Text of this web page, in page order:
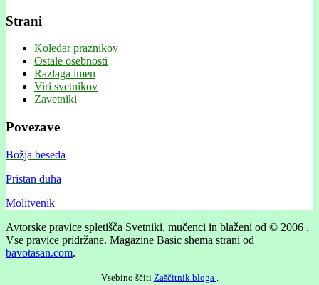
Strani
Koledar praznikov
Ostale osebnosti
Razlaga imen
Viri svetnikov
Zavetniki
Povezave
Božja beseda
Pristan duha
Molitvenik
Avtorske pravice spletišča Svetniki, mučenci in blaženi od © 2006 .
Vse pravice pridržane. Magazine Basic shema strani od
bavotasan.com.
Vsebino ščiti Zaščitnik bloga